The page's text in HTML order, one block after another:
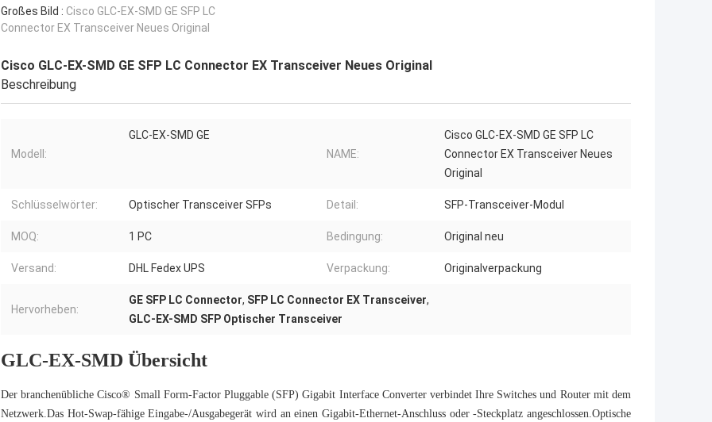
Großes Bild : Cisco GLC-EX-SMD GE SFP LC
Connector EX Transceiver Neues Original
Cisco GLC-EX-SMD GE SFP LC Connector EX Transceiver Neues Original
Beschreibung
Modell:
GLC-EX-SMD GE
NAME:
Cisco GLC-EX-SMD GE SFP LC
Connector EX Transceiver Neues
Original
Schlüsselwörter: Optischer Transceiver SFPs Detail: SFP-Transceiver-Modul
MOQ: 1 PC Bedingung: Original neu
Versand: DHL Fedex UPS Verpackung: Originalverpackung
Hervorheben:
GE SFP LC Connector, SFP LC Connector EX Transceiver,
GLC-EX-SMD SFP Optischer Transceiver
GLC-EX-SMD Übersicht
Der branchenübliche Cisco® Small Form-Factor Pluggable (SFP) Gigabit Interface Converter verbindet Ihre Switches und Router mit dem
Netzwerk.Das Hot-Swap-fähige Eingabe-/Ausgabegerät wird an einen Gigabit-Ethernet-Anschluss oder -Steckplatz angeschlossen.Optische